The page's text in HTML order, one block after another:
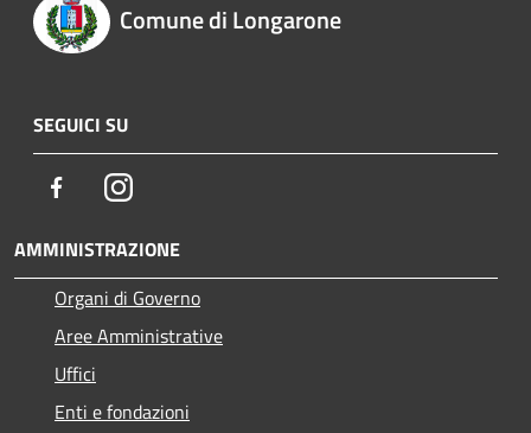
Comune di Longarone
SEGUICI SU
FacebookInstagram
AMMINISTRAZIONE
Organi di Governo
Aree Amministrative
Uffici
Enti e fondazioni